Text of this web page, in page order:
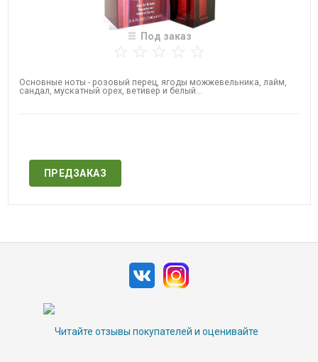
Под заказ
Основные ноты - розовый перец, ягоды можжевельника, лайм,
сандал, мускатный орех, ветивер и белый...
ПРЕДЗАКАЗ